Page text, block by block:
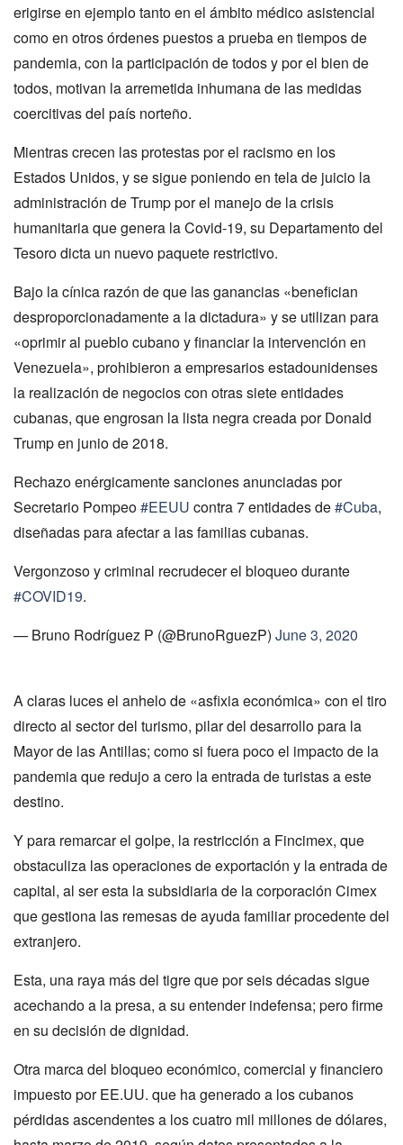
erigirse en ejemplo tanto en el ámbito médico asistencial
como en otros órdenes puestos a prueba en tiempos de
pandemia, con la participación de todos y por el bien de
todos, motivan la arremetida inhumana de las medidas
coercitivas del país norteño.
Mientras crecen las protestas por el racismo en los
Estados Unidos, y se sigue poniendo en tela de juicio la
administración de Trump por el manejo de la crisis
humanitaria que genera la Covid-19, su Departamento del
Tesoro dicta un nuevo paquete restrictivo.
Bajo la cínica razón de que las ganancias «benefician
desproporcionadamente a la dictadura» y se utilizan para
«oprimir al pueblo cubano y financiar la intervención en
Venezuela», prohibieron a empresarios estadounidenses
la realización de negocios con otras siete entidades
cubanas, que engrosan la lista negra creada por Donald
Trump en junio de 2018.
Rechazo enérgicamente sanciones anunciadas por
Secretario Pompeo#EEUU contra 7 entidades de#Cuba,
diseñadas para afectar a las familias cubanas.
Vergonzoso y criminal recrudecer el bloqueo durante
#COVID19.
— Bruno Rodríguez P (@BrunoRguezP) June 3, 2020
A claras luces el anhelo de «asfixia económica» con el tiro
directo al sector del turismo, pilar del desarrollo para la
Mayor de las Antillas; como si fuera poco el impacto de la
pandemia que redujo a cero la entrada de turistas a este
destino.
Y para remarcar el golpe, la restricción a Fincimex, que
obstaculiza las operaciones de exportación y la entrada de
capital, al ser esta la subsidiaria de la corporación Cimex
que gestiona las remesas de ayuda familiar procedente del
extranjero.
Esta, una raya más del tigre que por seis décadas sigue
acechando a la presa, a su entender indefensa; pero firme
en su decisión de dignidad.
Otra marca del bloqueo económico, comercial y financiero
impuesto por EE.UU. que ha generado a los cubanos
pérdidas ascendentes a los cuatro mil millones de dólares,